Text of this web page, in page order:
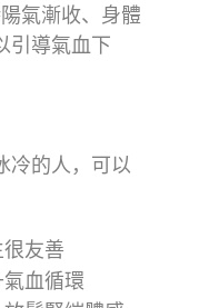
氣漸收、身體
引導氣血下
冷的人，可以
友善
血循環